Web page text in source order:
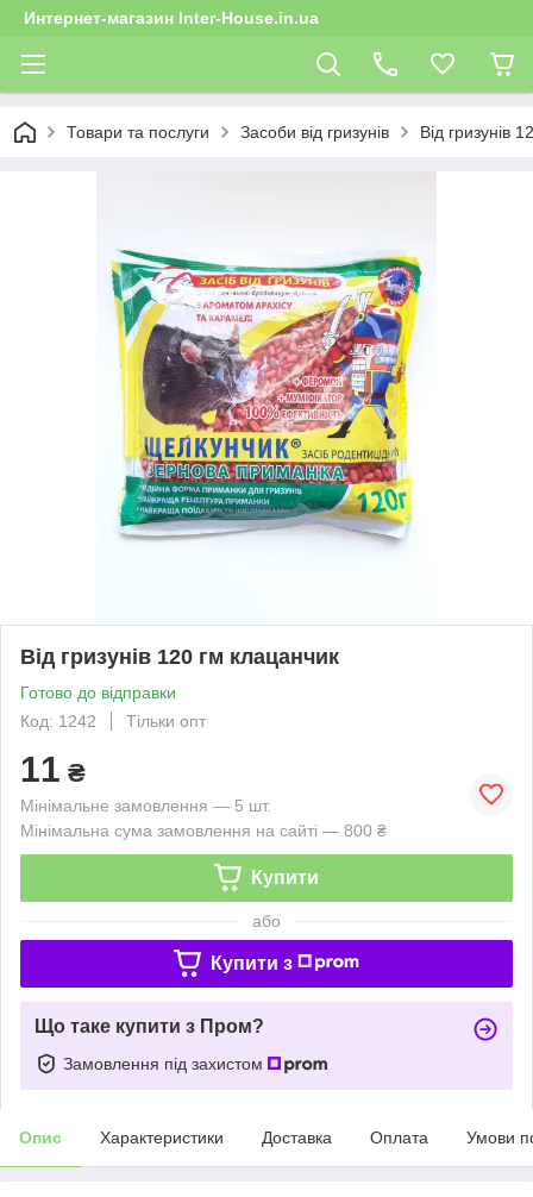
Интернет-магазин Inter-House.in.ua
Товари та послуги Засоби від гризунів Від гризунів
Від гризунів 120 гм клацанчик
Готово до відправки
Код: 1242
Тільки опт
11 ₴
Мінімальне замовлення — 5 шт.
Мінімальна сума замовлення на сайті — 800 ₴
Купити
або
Купити з
Що таке купити з Пром?
Замовлення під захистом
Опис Характеристики Доставка Оплата Умови